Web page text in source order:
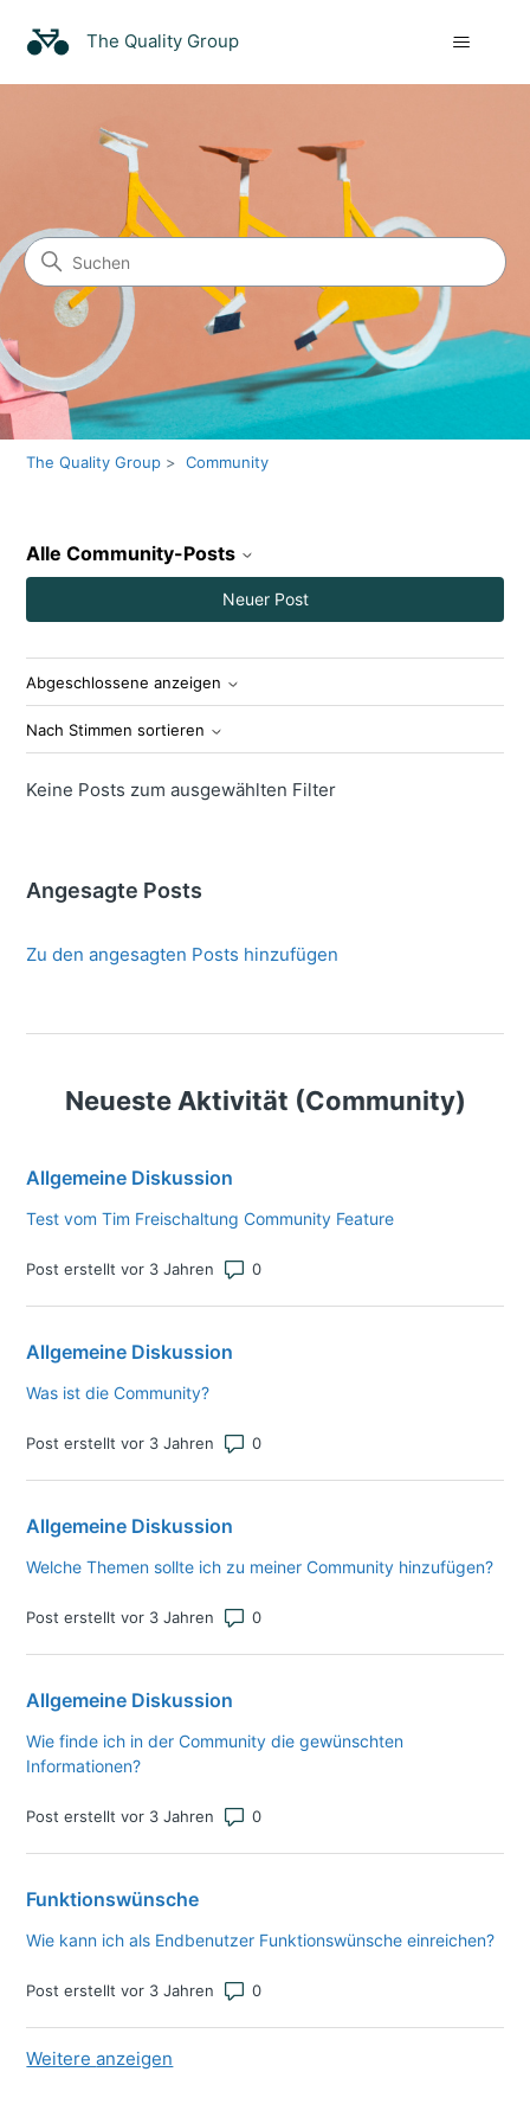
The Quality Group
The Quality Group Community
Alle Community-Posts
Neuer Post
Abgeschlossene anzeigen
Nach Stimmen sortieren
Keine Posts zum ausgewählten Filter
Angesagte Posts
Zu den angesagten Posts hinzufügen
Neueste Aktivität (Community)
Allgemeine Diskussion
Test vom Tim Freischaltung Community Feature
Post erstellt vor 3 Jahren Anzahl von Kommentaren: 0
Allgemeine Diskussion
Was ist die Community?
Post erstellt vor 3 Jahren Anzahl von Kommentaren: 0
Allgemeine Diskussion
Welche Themen sollte ich zu meiner Community hinzufügen?
Post erstellt vor 3 Jahren Anzahl von Kommentaren: 0
Allgemeine Diskussion
Wie finde ich in der Community die gewünschten
Informationen?
Post erstellt vor 3 Jahren Anzahl von Kommentaren: 0
Funktionswünsche
Wie kann ich als Endbenutzer Funktionswünsche einreichen?
Post erstellt vor 3 Jahren Anzahl von Kommentaren: 0
WeitereElemente aus der neuesten Aktivität
anzeigen